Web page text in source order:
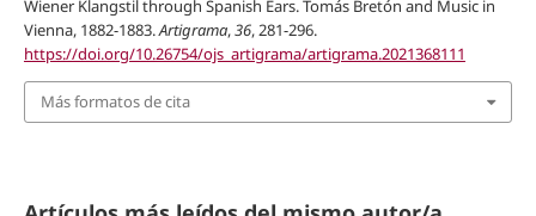
Wiener Klangstil through Spanish Ears. Tomás Bretón and Music in
Vienna, 1882-1883.Artigrama,36, 281-296.
https://doi.org/10.26754/ojs_artigrama/artigrama.2021368111
Más formatos de cita